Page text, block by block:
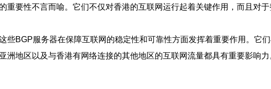
重要性不言而喻。它们不仅对香港的互联网运行起着关键作用，而且对
BGP服务器在保障互联网的稳定性和可靠性方面发挥着重要作用。它
地区以及与香港有网络连接的其他地区的互联网流量都具有重要影响力